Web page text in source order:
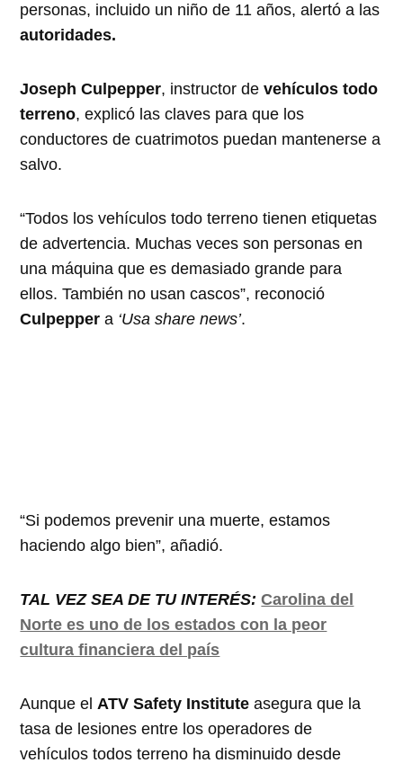
personas, incluido un niño de 11 años, alertó a las
autoridades.
Joseph Culpepper, instructor devehículos todo
terreno, explicó las claves para que los
conductores de cuatrimotos puedan mantenerse a
salvo.
“Todos los vehículos todo terreno tienen etiquetas
de advertencia. Muchas veces son personas en
una máquina que es demasiado grande para
ellos. También no usan cascos”, reconoció
Culpeppera ‘Usa share news’.
“Si podemos prevenir una muerte, estamos
haciendo algo bien”, añadió.
TAL VEZ SEA DE TU INTERÉS:Carolina del
Norte es uno de los estados con la peor
cultura financiera del país
Aunque elATV Safety Instituteasegura que la
tasa de lesiones entre los operadores de
vehículos todos terreno ha disminuido desde